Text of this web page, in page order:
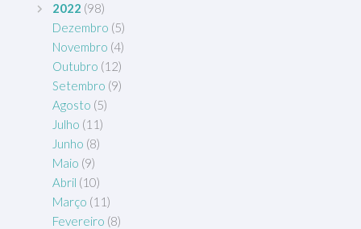
2022 (98)
Dezembro (5)
Novembro (4)
Outubro (12)
Setembro (9)
Agosto (5)
Julho (11)
Junho (8)
Maio (9)
Abril (10)
Março (11)
Fevereiro (8)